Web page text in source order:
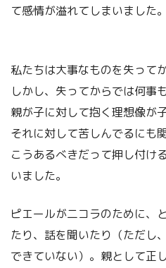
て感情が溢れてしまいました。
私たちは大事なものを失って
しかし、失ってからでは何事
親が子に対して抱く理想像が
それに対して苦しんでるにも
こうあるべきだって押し付け
いました。
ピエールが二コラのために、
たり、話を聞いたり（ただし
できていない）。親として正